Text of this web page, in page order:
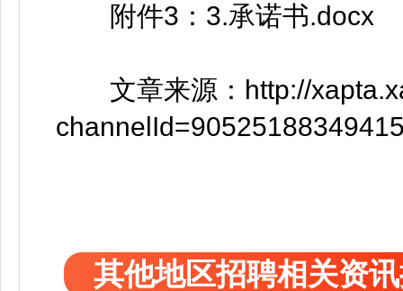
附件3：3.承诺书.docx
文章来源：http://
其他地区招聘相关资